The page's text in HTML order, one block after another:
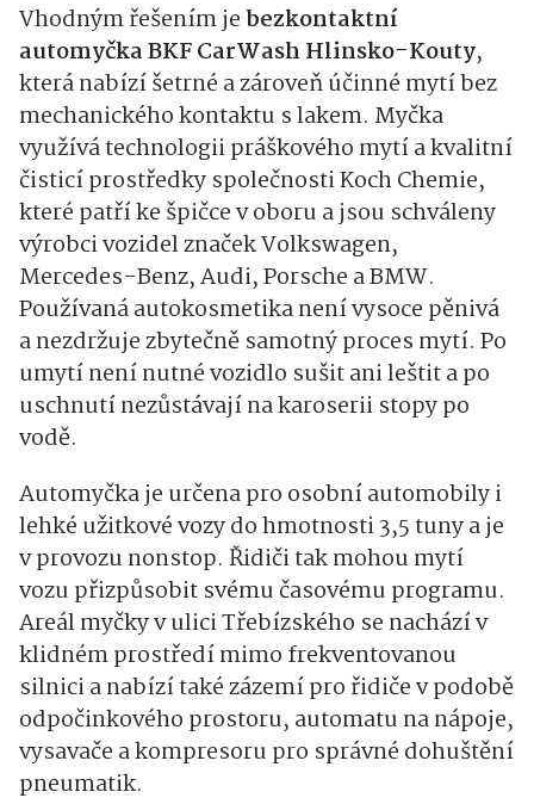
Vhodným řešením jebezkontaktní
automyčka BKF CarWash Hlinsko-Kouty,
která nabízí šetrné a zároveň účinné mytí bez
mechanického kontaktu s lakem. Myčka
využívá technologii práškového mytí a kvalitní
čisticí prostředky společnosti Koch Chemie,
které patří ke špičce v oboru a jsou schváleny
výrobci vozidel značek Volkswagen,
Mercedes-Benz, Audi, Porsche a BMW.
Používaná autokosmetika není vysoce pěnivá
a nezdržuje zbytečně samotný proces mytí. Po
umytí není nutné vozidlo sušit ani leštit a po
uschnutí nezůstávají na karoserii stopy po
vodě.
Automyčka je určena pro osobní automobily i
lehké užitkové vozy do hmotnosti 3,5 tuny a je
v provozu nonstop. Řidiči tak mohou mytí
vozu přizpůsobit svému časovému programu.
Areál myčky v ulici Třebízského se nachází v
klidném prostředí mimo frekventovanou
silnici a nabízí také zázemí pro řidiče v podobě
odpočinkového prostoru, automatu na nápoje,
vysavače a kompresoru pro správné dohuštění
pneumatik.